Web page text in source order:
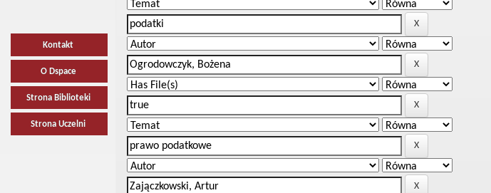
Kontakt
O Dspace
Strona Biblioteki
Strona Uczelni